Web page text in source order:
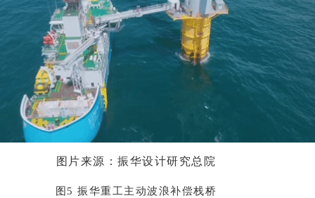
图片来源：振华设计研究总院
图5 振华重工主动波浪补偿栈桥